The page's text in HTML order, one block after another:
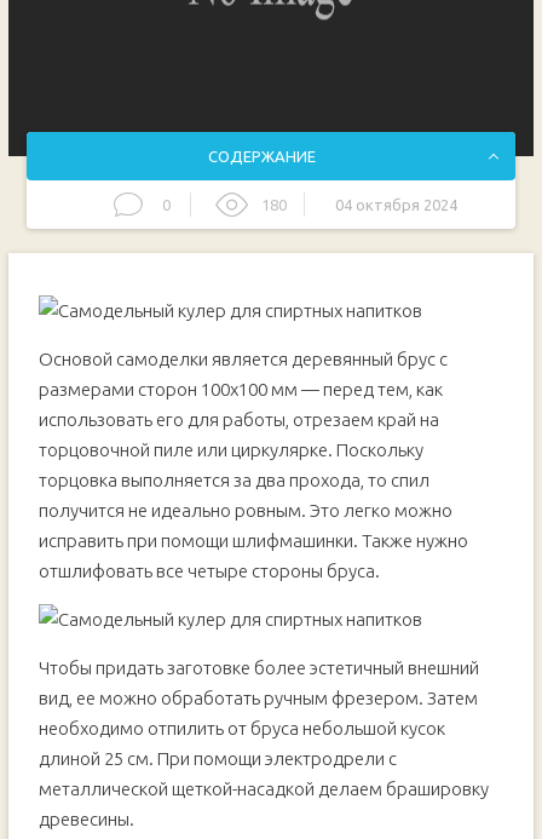
СОДЕРЖАНИЕ
0 180 04 октября 2024
Основой самоделки является деревянный брус с
размерами сторон 100х100 мм — перед тем, как
использовать его для работы, отрезаем край на
торцовочной пиле или циркулярке. Поскольку
торцовка выполняется за два прохода, то спил
получится не идеально ровным. Это легко можно
исправить при помощи шлифмашинки. Также нужно
отшлифовать все четыре стороны бруса.
Чтобы придать заготовке более эстетичный внешний
вид, ее можно обработать ручным фрезером. Затем
необходимо отпилить от бруса небольшой кусок
длиной 25 см. При помощи электродрели с
металлической щеткой-насадкой делаем брашировку
древесины.